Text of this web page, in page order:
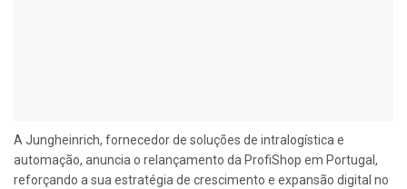
A Jungheinrich, fornecedor de soluções de intralogística e
automação, anuncia o relançamento da ProfiShop em Portugal,
reforçando a sua estratégia de crescimento e expansão digital no